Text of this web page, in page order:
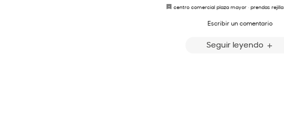
centro comercial plaza mayor · prendas rejilla
Escribir un comentario
Seguir leyendo